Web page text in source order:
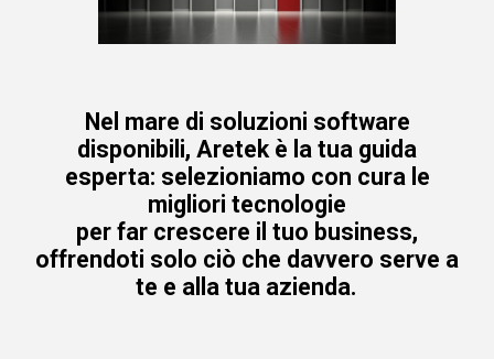
Nel mare di soluzioni software
disponibili, Aretek è la tua guida
esperta: selezioniamo con cura le
migliori tecnologie
per far crescere il tuo business,
offrendoti solo ciò che davvero serve a
te e alla tua azienda.